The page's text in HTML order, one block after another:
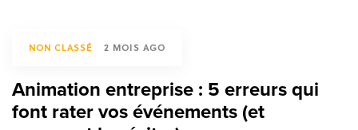
NON CLASSÉ 2 MOIS AGO
Animation entreprise : 5 erreurs qui
font rater vos événements (et